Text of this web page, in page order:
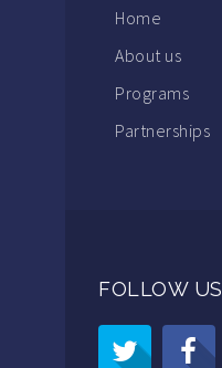
Home
About us
Programs
Partnerships
FOLLOW US